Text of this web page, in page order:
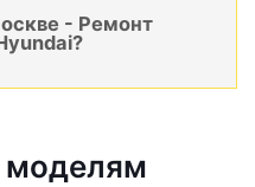
- Ремонт
моделям